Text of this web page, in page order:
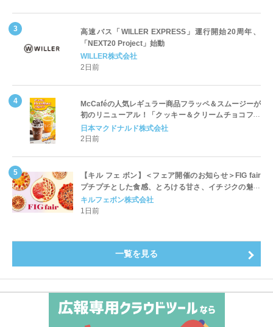
高速バス「WILLER EXPRESS」運行開始20周年、
「NEXT20 Project」始動
WILLER株式会社
2日前
McCaféの人気レギュラー商品フラッペ＆スムージーが
初のリニューアル！「クッキー＆クリームチョコフラ
ッペ」「マンゴースムージー」8月5日（水）から販売
開始
日本マクドナルド株式会社
2日前
【キル フェ ボン】＜フェア開催のお知らせ＞FIG fair
プチプチとした食感、とろける甘さ、イチジクの魅力
をたっぷりと。新作を含め、イチジク尽くしの全4種が
登場8月20日（木）スタート
キルフェボン株式会社
1日前
一覧を見る